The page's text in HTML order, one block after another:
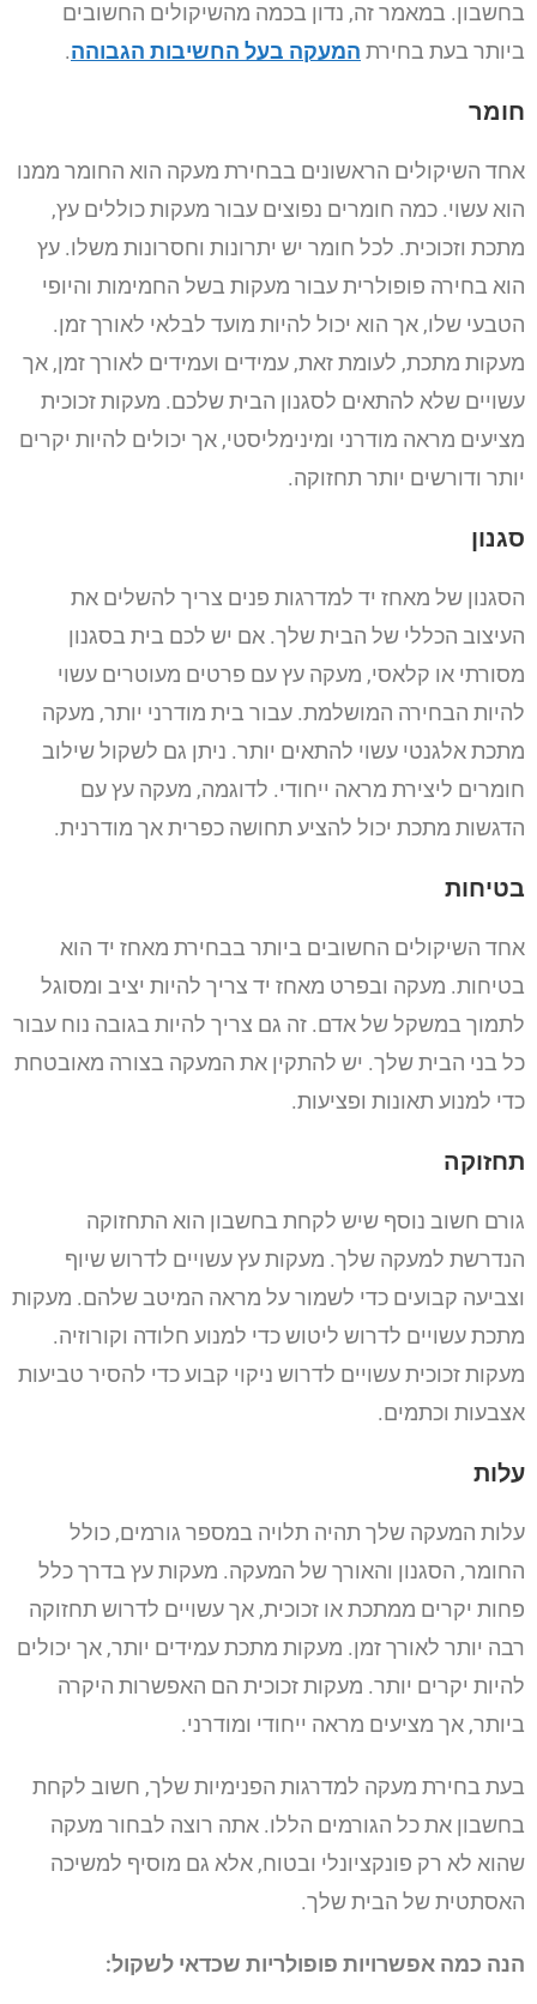
בחשבון. במאמר זה, נדון בכמה מהשיקולים החשובים
ביותר בעת בחירת המעקה בעל החשיבות הגבוהה.
חומר
אחד השיקולים הראשונים בבחירת מעקה הוא החומר ממנו
הוא עשוי. כמה חומרים נפוצים עבור מעקות כוללים עץ,
מתכת וזכוכית. לכל חומר יש יתרונות וחסרונות משלו. עץ
הוא בחירה פופולרית עבור מעקות בשל החמימות והיופי
הטבעי שלו, אך הוא יכול להיות מועד לבלאי לאורך זמן.
מעקות מתכת, לעומת זאת, עמידים ועמידים לאורך זמן, אך
עשויים שלא להתאים לסגנון הבית שלכם. מעקות זכוכית
מציעים מראה מודרני ומינימליסטי, אך יכולים להיות יקרים
יותר ודורשים יותר תחזוקה.
סגנון
הסגנון של מאחז יד למדרגות פנים צריך להשלים את
העיצוב הכללי של הבית שלך. אם יש לכם בית בסגנון
מסורתי או קלאסי, מעקה עץ עם פרטים מעוטרים עשוי
להיות הבחירה המושלמת. עבור בית מודרני יותר, מעקה
מתכת אלגנטי עשוי להתאים יותר. ניתן גם לשקול שילוב
חומרים ליצירת מראה ייחודי. לדוגמה, מעקה עץ עם
הדגשות מתכת יכול להציע תחושה כפרית אך מודרנית.
בטיחות
אחד השיקולים החשובים ביותר בבחירת מאחז יד הוא
בטיחות. מעקה ובפרט מאחז יד צריך להיות יציב ומסוגל
לתמוך במשקל של אדם. זה גם צריך להיות בגובה נוח עבור
כל בני הבית שלך. יש להתקין את המעקה בצורה מאובטחת
כדי למנוע תאונות ופציעות.
תחזוקה
גורם חשוב נוסף שיש לקחת בחשבון הוא התחזוקה
הנדרשת למעקה שלך. מעקות עץ עשויים לדרוש שיוף
וצביעה קבועים כדי לשמור על מראה המיטב שלהם. מעקות
מתכת עשויים לדרוש ליטוש כדי למנוע חלודה וקורוזיה.
מעקות זכוכית עשויים לדרוש ניקוי קבוע כדי להסיר טביעות
אצבעות וכתמים.
עלות
עלות המעקה שלך תהיה תלויה במספר גורמים, כולל
החומר, הסגנון והאורך של המעקה. מעקות עץ בדרך כלל
פחות יקרים ממתכת או זכוכית, אך עשויים לדרוש תחזוקה
רבה יותר לאורך זמן. מעקות מתכת עמידים יותר, אך יכולים
להיות יקרים יותר. מעקות זכוכית הם האפשרות היקרה
ביותר, אך מציעים מראה ייחודי ומודרני.
בעת בחירת מעקה למדרגות הפנימיות שלך, חשוב לקחת
בחשבון את כל הגורמים הללו. אתה רוצה לבחור מעקה
שהוא לא רק פונקציונלי ובטוח, אלא גם מוסיף למשיכה
האסתטית של הבית שלך.
הנה כמה אפשרויות פופולריות שכדאי לשקול: